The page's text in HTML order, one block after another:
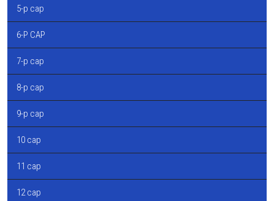
5-р сар
6-Р САР
7-р сар
8-р сар
9-р сар
10 сар
11 сар
12 сар